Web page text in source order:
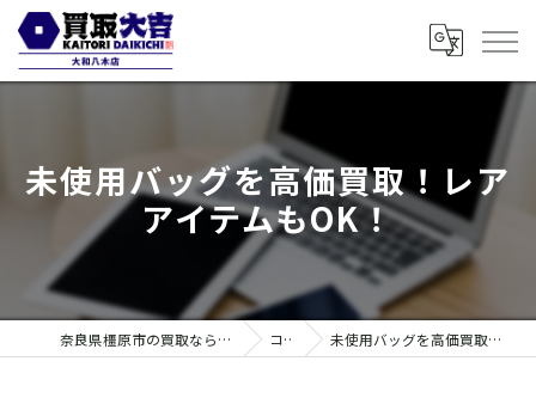
未使用バッグを高価買取！レア
アイテムもOK！
奈良県橿原市の買取なら買取大吉 大和八木店 コラム 未使用バッグを高価買取！レアアイテムもOK！